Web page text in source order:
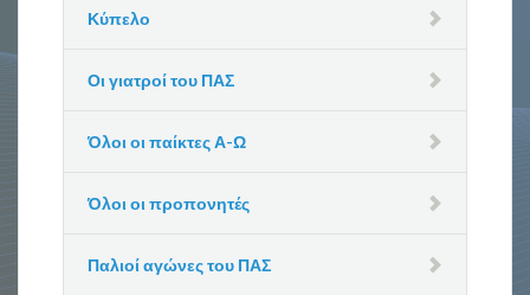
Κύπελο
Οι γιατροί του ΠΑΣ
Όλοι οι παίκτες Α-Ω
Όλοι οι προπονητές
Παλιοί αγώνες του ΠΑΣ